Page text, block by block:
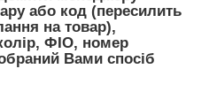
або код (пересилить
на товар),
ФІО, номер
Вами спосіб